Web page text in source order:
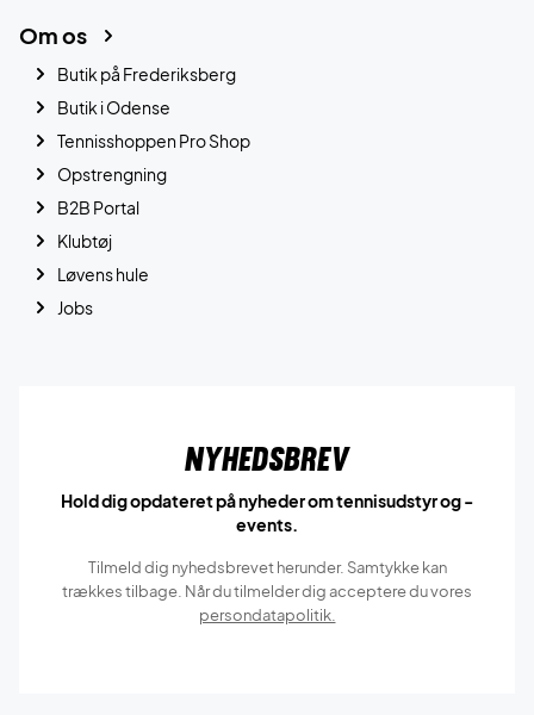
Om os
Butik på Frederiksberg
Butik i Odense
Tennisshoppen Pro Shop
Opstrengning
B2B Portal
Klubtøj
Løvens hule
Jobs
Nyhedsbrev
Hold dig opdateret på nyheder om tennisudstyr og -
events.
Tilmeld dig nyhedsbrevet herunder. Samtykke kan
trækkes tilbage. Når du tilmelder dig acceptere du vores
persondatapolitik.